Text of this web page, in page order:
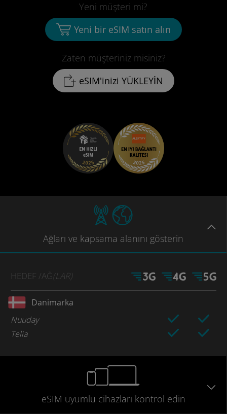
Zaten müşteriniz misiniz?
eSIM'inizi YÜKLEYİN
Yeni müşteri mi?
Yeni bir eSIM satın alın
Ağları ve kapsama alanını gösterin
HEDEF /AĞ(LAR)
Danimarka
Nuuday
Telia
eSIM uyumlu cihazları kontrol edin